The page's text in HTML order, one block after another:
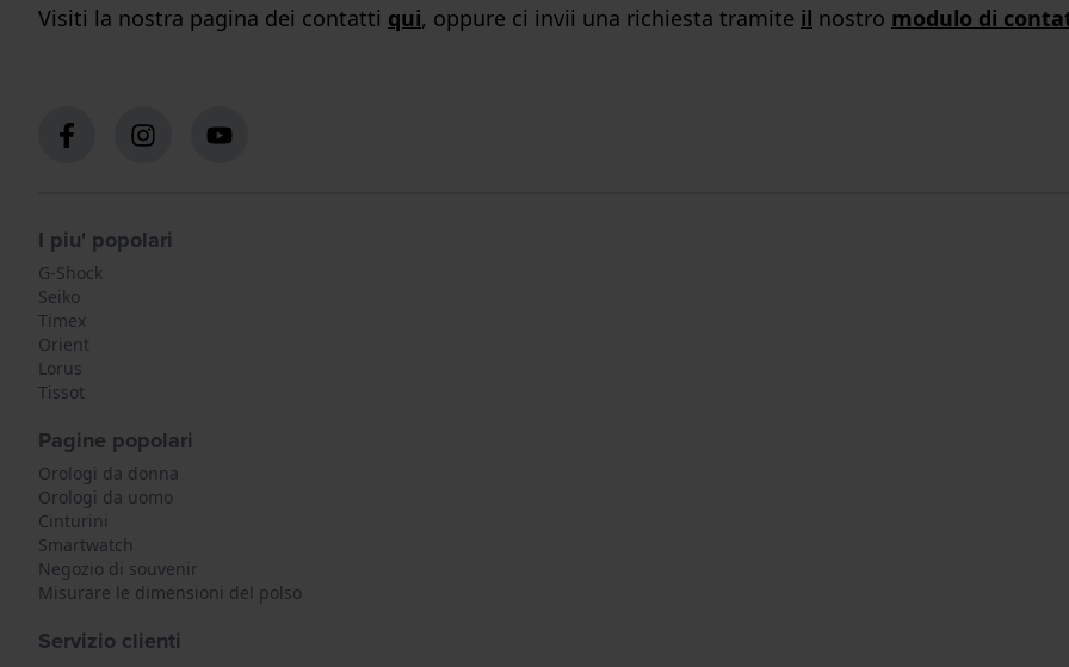
Visiti la nostra pagina dei contatti qui, oppure ci invii una richiesta tramite il nostro modulo di
I piu' popolari
G-Shock
Seiko
Timex
Orient
Lorus
Tissot
Pagine popolari
Orologi da donna
Orologi da uomo
Cinturini
Smartwatch
Negozio di souvenir
Misurare le dimensioni del polso
Servizio clienti